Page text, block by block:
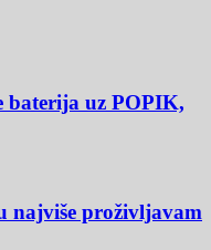
baterija uz POPIK,
najviše proživljavam